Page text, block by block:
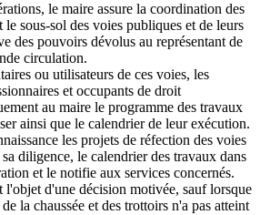
le maire assure la coordination des
sous-sol des voies publiques et de leurs
des pouvoirs dévolus au représentant de
circulation.
ou utilisateurs de ces voies, les
et occupants de droit
au maire le programme des travaux
ainsi que le calendrier de leur exécution.
les projets de réfection des voies
diligence, le calendrier des travaux dans
et le notifie aux services concernés.
d'une décision motivée, sauf lorsque
la chaussée et des trottoirs n'a pas atteint